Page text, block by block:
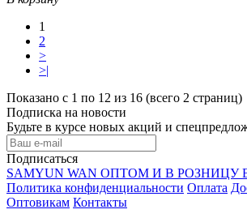
1
2
>
>|
Показано с 1 по 12 из 16 (всего 2 страниц)
Подписка на новости
Будьте в курсе новых акций и
Подписаться
SAMYUN WAN ОПТОМ И В РОЗНИЦУ
Политика конфиденциальности Оплата
Оптовикам Контакты